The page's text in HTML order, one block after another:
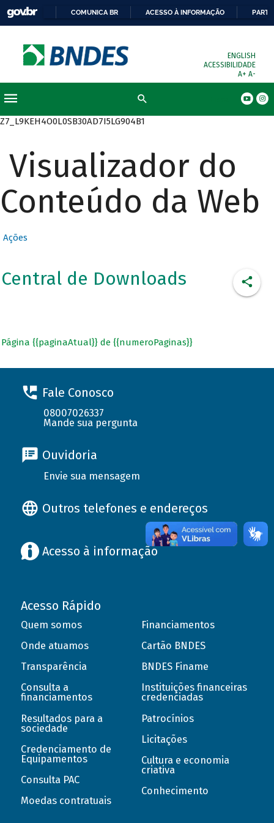
COMUNICA BR ACESSO À INFORMAÇÃO
ENGLISH
ACESSIBILIDADE
A+ A-
Z7_L9KEH4O0L0SB30AD7I5LG904B1
Visualizador do
Conteúdo da Web
Ações
Central de Downloads
Página {{paginaAtual}} de {{numeroPaginas}}
Fale Conosco
08007026337
Mande sua pergunta
Ouvidoria
Envie sua mensagem
Outros telefones e endereços
Acesso à informação
Acesso Rápido
Quem somos
Onde atuamos
Transparência
Consulta a
financiamentos
Resultados para a
sociedade
Credenciamento de
Equipamentos
Consulta PAC
Moedas contratuais
Financiamentos
Cartão BNDES
BNDES Finame
Instituições financeiras
credenciadas
Patrocínios
Licitações
Cultura e economia
criativa
Conhecimento